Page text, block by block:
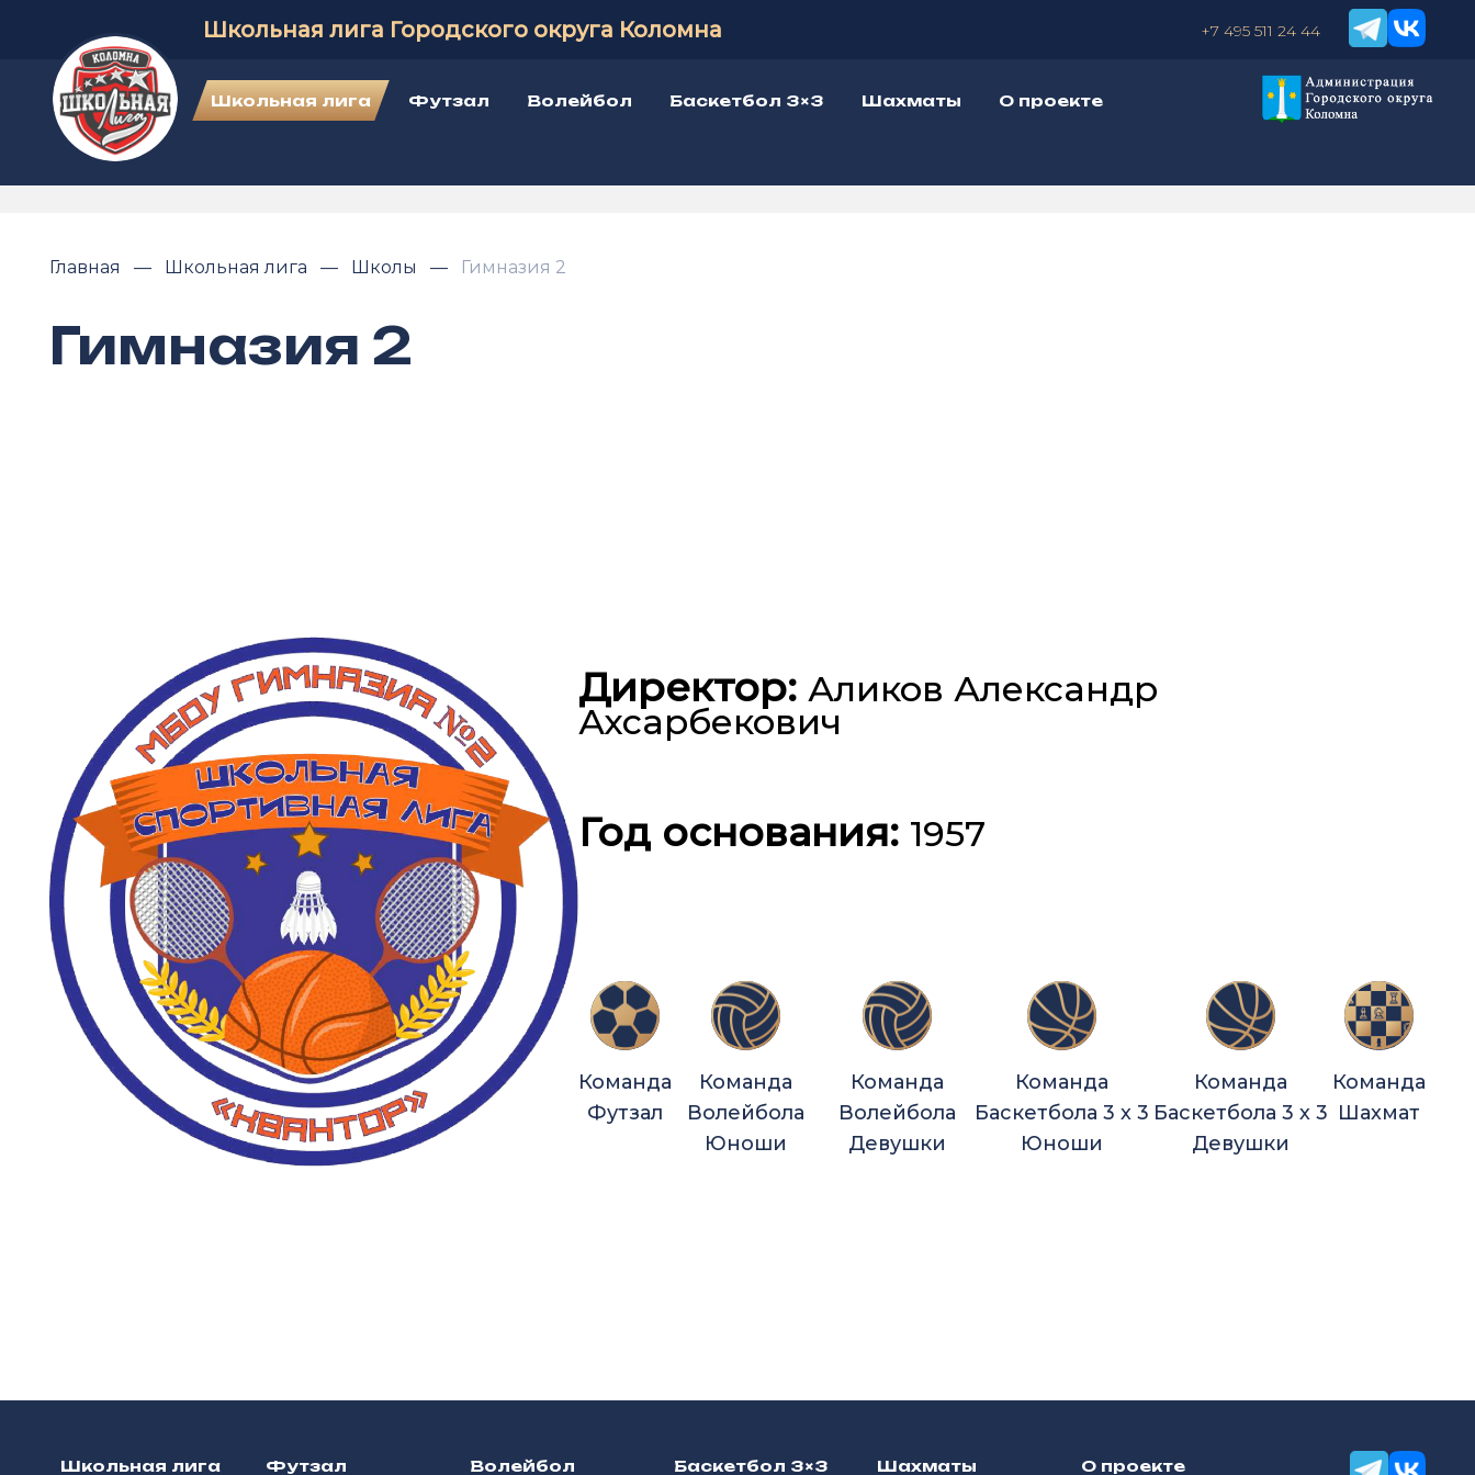
Школьная лига Городского округа Коломна +7 495 511 24 44
Школьная лига Футзал Волейбол Баскетбол 3×3 Шахматы О проекте
Главная Школьная лига Школы Гимназия 2
Гимназия 2
Директор: Аликов Александр
Ахсарбекович
Год основания: 1957
Команда
Футзал
Команда
Волейбола
Юноши
Команда
Волейбола
Девушки
Команда
Баскетбола 3 х 3
Юноши
Команда
Баскетбола 3 х 3
Девушки
Команда
Шахмат
Школьная лига Футзал Волейбол Баскетбол 3×3 Шахматы О проекте